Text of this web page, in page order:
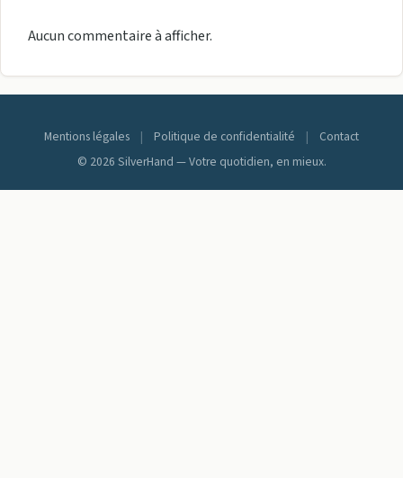
Aucun commentaire à afficher.
Mentions légales | Politique de confidentialité |
Contact
© 2026 SilverHand — Votre quotidien, en mieux.